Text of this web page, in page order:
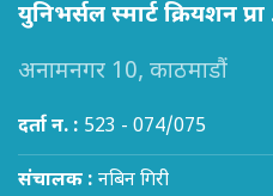
युनिभर्सल स्मार्ट क्रियशन प्रा
अनामनगर 10, काठमाडौं
दर्ता न. : 523 - 074/075
संचालक : नबिन गिरी